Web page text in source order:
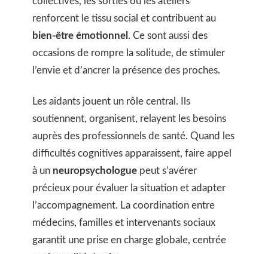
renforcent le tissu social et contribuent au
bien-être émotionnel . Ce sont aussi des
occasions de rompre la solitude, de stimuler
l’envie et d’ancrer la présence des proches.
Les aidants jouent un rôle central. Ils
soutiennent, organisent, relayent les besoins
auprès des professionnels de santé. Quand les
difficultés cognitives apparaissent, faire appel
à un neuropsychologue peut s’avérer
précieux pour évaluer la situation et adapter
l’accompagnement. La coordination entre
médecins, familles et intervenants sociaux
garantit une prise en charge globale, centrée